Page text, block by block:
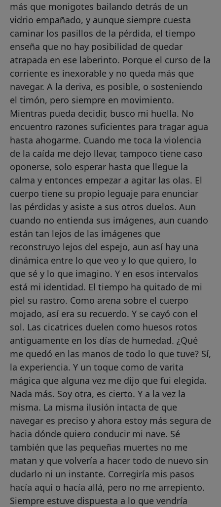
más que monigotes bailando detrás de un
vidrio empañado, y aunque siempre cuesta
caminar los pasillos de la pérdida, el tiempo
enseña que no hay posibilidad de quedar
atrapada en ese laberinto. Porque el curso de la
corriente es inexorable y no queda más que
navegar. A la deriva, es posible, o sosteniendo
el timón, pero siempre en movimiento.
Mientras pueda decidir, busco mi huella. No
encuentro razones suficientes para tragar agua
hasta ahogarme. Cuando me toca la violencia
de la caída me dejo llevar, tampoco tiene caso
oponerse, solo esperar hasta que llegue la
calma y entonces empezar a agitar las olas. El
cuerpo tiene su propio leguaje para enunciar
las pérdidas y asiste a sus otros duelos. Aun
cuando no entienda sus imágenes, aun cuando
están tan lejos de las imágenes que
reconstruyo lejos del espejo, aun así hay una
dinámica entre lo que veo y lo que quiero, lo
que sé y lo que imagino. Y en esos intervalos
está mi identidad. El tiempo ha quitado de mi
piel su rastro. Como arena sobre el cuerpo
mojado, así era su recuerdo. Y se cayó con el
sol. Las cicatrices duelen como huesos rotos
antiguamente en los días de humedad. ¿Qué
me quedó en las manos de todo lo que tuve? Sí,
la experiencia. Y un toque como de varita
mágica que alguna vez me dijo que fui elegida.
Nada más. Soy otra, es cierto. Y a la vez la
misma. La misma ilusión intacta de que
navegar es preciso y ahora estoy más segura de
hacia dónde quiero conducir mi nave. Sé
también que las pequeñas muertes no me
matan y que volvería a hacer todo de nuevo sin
dudarlo ni un instante. Corregiría mis pasos
hacía aquí o hacía allá, pero no me arrepiento.
Siempre estuve dispuesta a lo que vendría